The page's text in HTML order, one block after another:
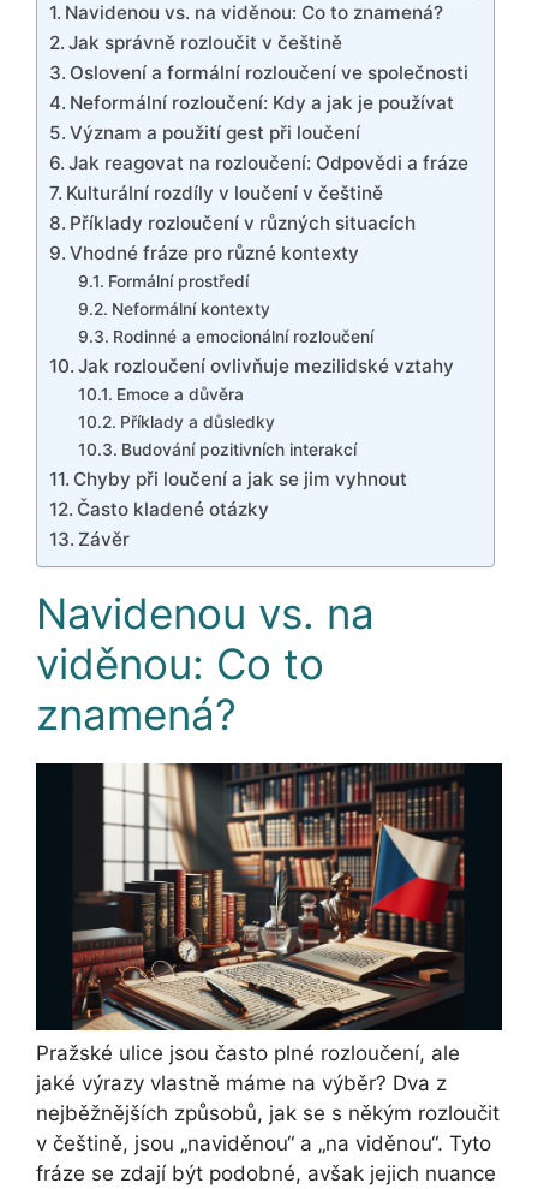
Navidenou vs. na viděnou: Co to znamená?
Jak správně rozloučit v češtině
Oslovení a formální rozloučení ve společnosti
Neformální rozloučení: Kdy a jak je používat
Význam a použití gest při loučení
Jak reagovat na rozloučení: Odpovědi a fráze
Kulturální rozdíly v loučení v češtině
Příklady rozloučení v různých situacích
Vhodné fráze pro různé kontexty
Formální prostředí
Neformální kontexty
Rodinné a emocionální rozloučení
Jak rozloučení ovlivňuje mezilidské vztahy
Emoce a důvěra
Příklady a důsledky
Budování pozitivních interakcí
Chyby při loučení a jak se jim vyhnout
Často kladené otázky
Závěr
Navidenou vs. na
viděnou: Co to
znamená?
Pražské ulice jsou často plné rozloučení, ale
jaké výrazy vlastně máme na výběr? Dva z
nejběžnějších způsobů, jak se s někým rozloučit
v češtině, jsou „naviděnou“ a „na viděnou“. Tyto
fráze se zdají být podobné, avšak jejich nuance